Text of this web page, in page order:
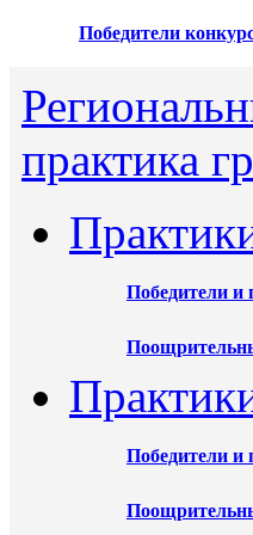
Победители
практика
Победители и
Победители и